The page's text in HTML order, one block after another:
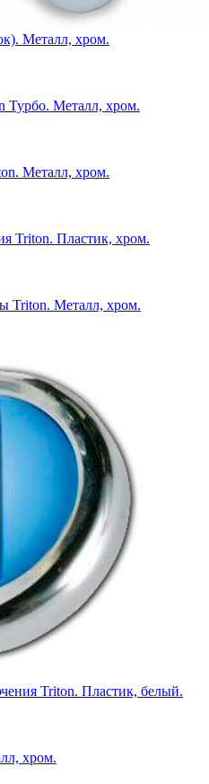
Металл, хром.
Турбо. Металл, хром.
Металл, хром.
Triton. Пластик, хром.
Triton. Металл, хром.
Triton. Пластик, белый.
хром.